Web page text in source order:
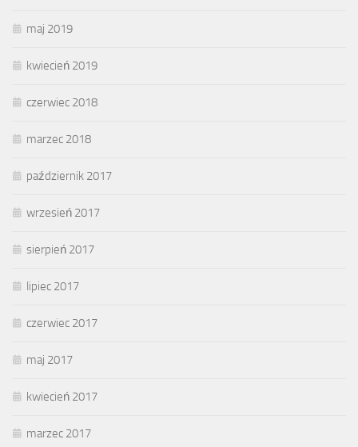
maj 2019
kwiecień 2019
czerwiec 2018
marzec 2018
październik 2017
wrzesień 2017
sierpień 2017
lipiec 2017
czerwiec 2017
maj 2017
kwiecień 2017
marzec 2017